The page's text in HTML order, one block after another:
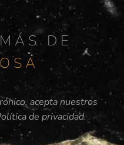
DE
acepta nuestros
de privacidad.